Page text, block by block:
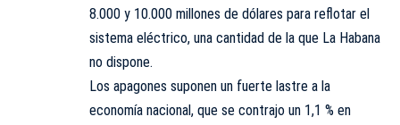
8.000 y 10.000 millones de dólares para reflotar el
sistema eléctrico, una cantidad de la que La Habana
no dispone.
Los apagones suponen un fuerte lastre a la
economía nacional, que se contrajo un 1,1 % en